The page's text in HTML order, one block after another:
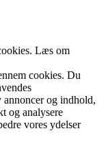
Læs om
cookies. Du
og indhold,
og analysere
vores ydelser